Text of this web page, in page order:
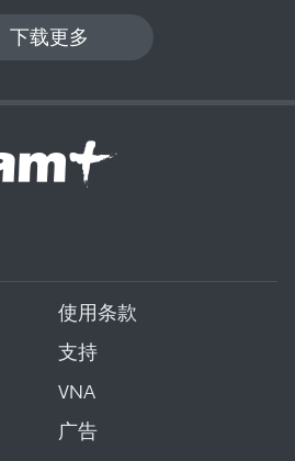
下载更多
使用条款
支持
VNA
广告